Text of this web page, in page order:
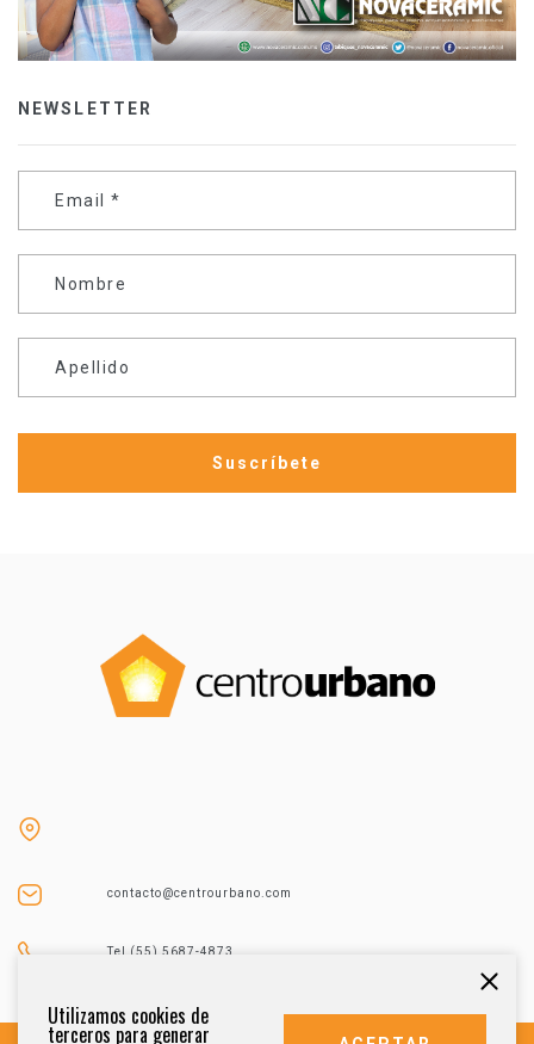
NEWSLETTER
Email *
Nombre
Apellido
contacto@centrourbano.com
Tel (55) 5687-4873
Utilizamos cookies de
terceros para generar